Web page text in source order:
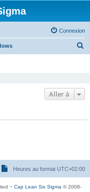
Connexion
Aller à
Heures au format UTC+02:00
~ Cap Lean Six Sigma © 2008-